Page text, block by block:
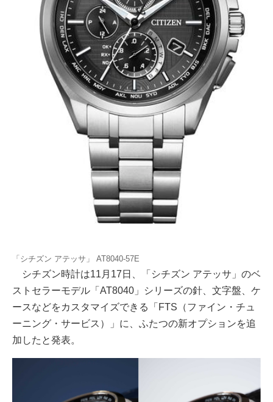
「シチズン アテッサ」 AT8040-57E
シチズン時計は11月17日、「シチズン アテッサ」のベ
ストセラーモデル「AT8040」シリーズの針、文字盤、ケ
ースなどをカスタマイズできる「FTS（ファイン・チュ
ーニング・サービス）」に、ふたつの新オプションを追
加したと発表。